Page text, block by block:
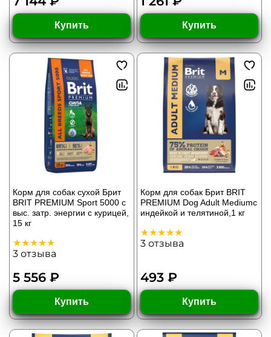
Купить Купить
Корм для собак сухой Брит
BRIT PREMIUM Sport 5000 с
выс. затр. энергии с курицей,
15 кг
3 отзыва
5 556 ₽
Купить
Корм для собак Брит BRIT
PREMIUM Dog Adult Mediumс
индейкой и телятиной,1 кг
3 отзыва
493 ₽
Купить